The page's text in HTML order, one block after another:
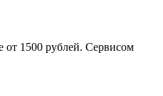
от 1500 рублей. Сервисом